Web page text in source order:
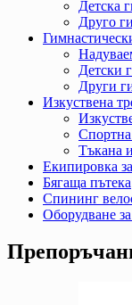
Детска
Друго
Детски
Други
Изкуствена
Спортна
Тъкана
Екипировка
Бягаща пътека
Спининг
Оборудване